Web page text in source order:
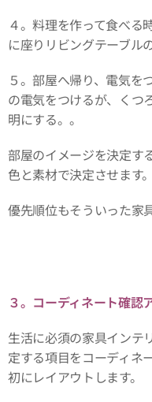
４。料理を作って食べる
に座りリビングテーブル
５。部屋へ帰り、電気を
の電気をつけるが、くつ
明にする。。
部屋のイメージを決定す
色と素材で決定させます。
優先順位もそういった家
３。コーディネート確認
生活に必須の家具インテ
定する項目をコーディネ
初にレイアウトします。